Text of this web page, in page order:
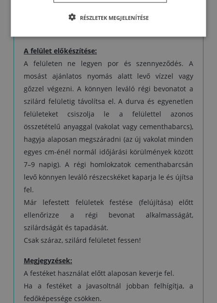
Szerszámok tisztítása vízzel
Száradási idő az egyes rétegek között: 6–10 óra
A felület előkészítése:
A felületen ne legyen por és szennyeződés. A
mosást ajánlatos nyomás alatt levő vízzel vagy
gőzzel végezni. A könnyen leváló régi bevonatot a
szilárd felületig távolítsa el. A durva és egyenetlen
felületeket csiszolja le a felülettel azonos
összetételű anyaggal (vakolat vagy cementhabarcs),
hagyja alaposan megszáradni (az új vakolat minden
egyes cm-énél normál időjárási körülmények között
7–9 napig). A régi homlokzatok cementhabarcsán
levő könnyen leváló részecskéket kaparja le és újítsa
fel.
Már lefestett felületek festése (felújítása) előtt
ellenőrizze a régi bevonat alkalmasságát,
szilárdságát és tapadását.
Csak száraz, szilárd felületet fessen!
Megjegyzések:
A festéket használat előtt alaposan keverje fel.
Ha a festéket a javasoltnál jobban felhígítja, a
fedőképessége csökken.
RÉSZLETEK MEGJELENÍTÉSE